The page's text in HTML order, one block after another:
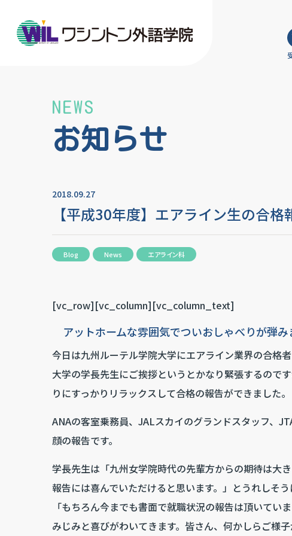
お知らせ
NEWS
2018.09.27
【平成30年度】エアライン生の合
Blog News エアライン科
[vc_row][vc_column][vc_column_text]
アットホームな雰囲気でついおしゃべりが弾み
今日は九州ルーテル学院大学にエアライン業界の合格
大学の学長先生にご挨拶というとかなり緊張するので
りにすっかりリラックスして合格の報告ができました。
ANAの客室乗務員、JALスカイのグランドスタッフ、
顔の報告です。
学長先生は「九州女学院時代の先輩方からの期待は大
報告には喜んでいただけると思います。」とうれしそう
「もちろん今までも書面で就職状況の報告は頂いて
みじみと喜びがわいてきます。皆さん、何かしらご様